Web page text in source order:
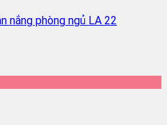
nắng phòng ngủ LA 22